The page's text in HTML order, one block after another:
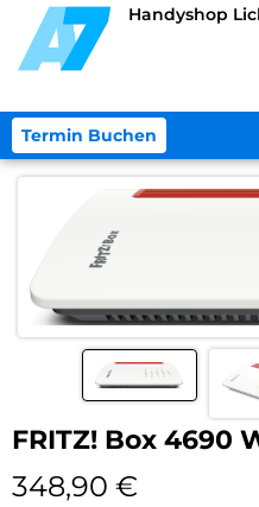
Handyshop
Termin Buchen
FRITZ! Box 4690
348,90 €